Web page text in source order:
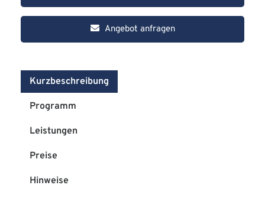
Angebot anfragen
Kurzbeschreibung
Programm
Leistungen
Preise
Hinweise